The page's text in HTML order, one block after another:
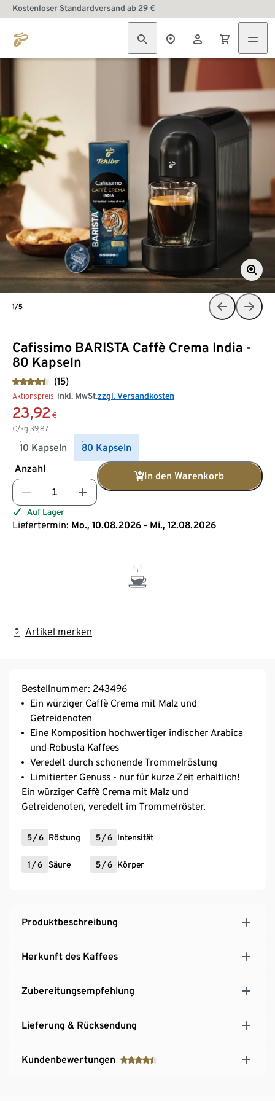
Kostenloser Standardversand ab 29 €
Cafissimo BARISTA Caffè Crema India -
80 Kapseln
(15)
Aktionspreis
23,92 €
€/kg 39,87
inkl. MwSt.zzgl. Versandkosten
10 Kapseln
80 Kapseln
Anzahl
In den Warenkorb
Auf Lager
Liefertermin: Mo., 10.08.2026 - Mi., 12.08.2026
Artikel merken
1/5
Bestellnummer: 243496
Ein würziger Caffè Crema mit Malz und
Getreidenoten
Eine Komposition hochwertiger indischer Arabica
und Robusta Kaffees
Veredelt durch schonende Trommelröstung
Limitierter Genuss - nur für kurze Zeit erhältlich!
Ein würziger Caffè Crema mit Malz und
Getreidenoten, veredelt im Trommelröster.
5 /6 Röstung 5 /6 Intensität
1 /6 Säure 5 /6 Körper
Produktbeschreibung
Herkunft des Kaffees
Zubereitungsempfehlung
Lieferung & Rücksendung
Kundenbewertungen